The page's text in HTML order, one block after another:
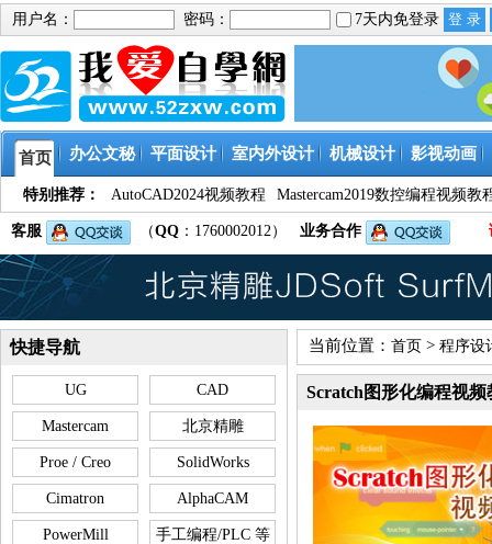
用户名： 密码： 7天内免登录
首页 办公文秘 平面设计 室内外设计 机械设计 影视动画
特别推荐： AutoCAD2024视频教程 Mastercam2019数控编程视频教
客服 （QQ ：1760002012） 业务合作
快捷导航
UG CAD
Mastercam 北京精雕
Proe / Creo SolidWorks
Cimatron AlphaCAM
PowerMill 手工编程/PLC 等
当前位置： 首页 > 程序设
Scratch图形化编程视频